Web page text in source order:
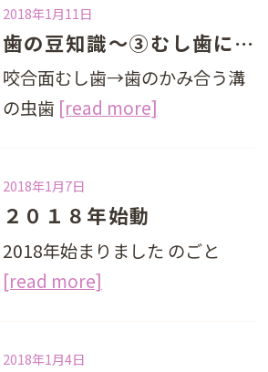
2018年1月11日
歯の豆知識～③むし歯になりやすい３大か所第２位
咬合面むし歯→歯のかみ合う溝
の虫歯 [read more]
2018年1月7日
２０１８年始動
2018年始まりました のごと
[read more]
2018年1月4日